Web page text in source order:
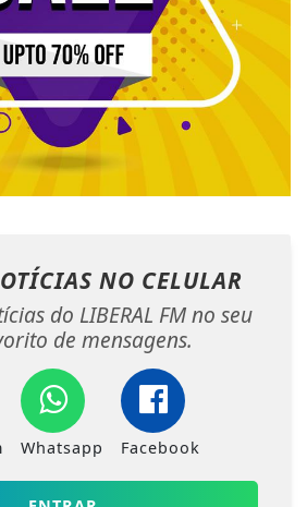
NO CELULAR
do LIBERAL FM no seu
de mensagens.
Whatsapp Facebook